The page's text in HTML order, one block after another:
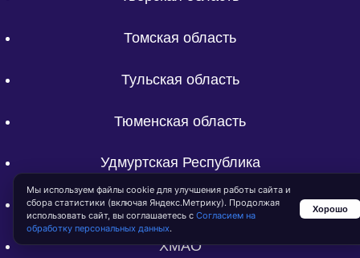
Мы используем файлы cookie для улучшения работы сайта и
сбора статистики (включая Яндекс.Метрику). Продолжая
использовать сайт, вы соглашаетесь с Согласием на
обработку персональных данных.
Хорошо
Томская область
Тульская область
Тюменская область
Удмуртская Республика
Ульяновская область
ХМАО